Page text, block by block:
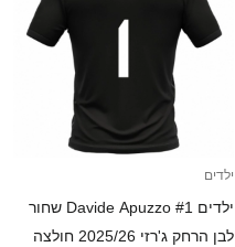
ילדים
ילדים Davide Apuzzo #1 שחור
לבן הרחק ג'רזי 2025/26 חולצה